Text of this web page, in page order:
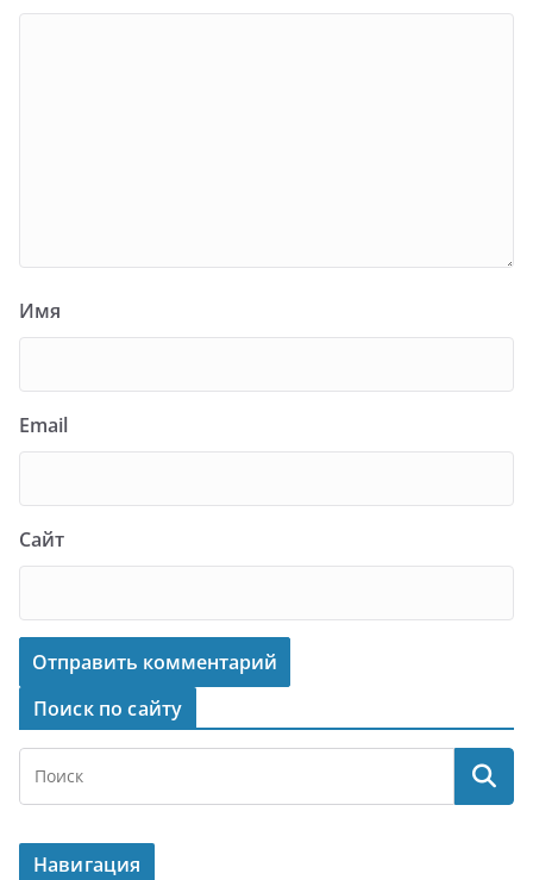
Имя
Email
Сайт
Поиск по сайту
Навигация